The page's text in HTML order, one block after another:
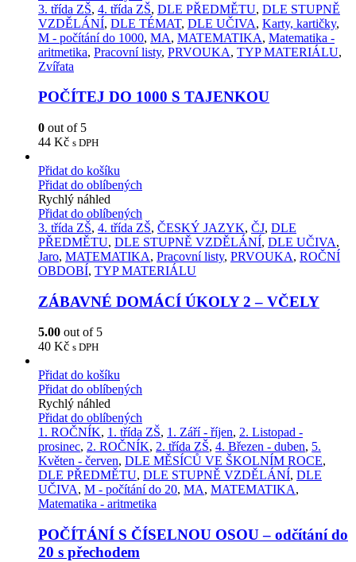
3. třída ZŠ, 4. třída ZŠ, DLE PŘEDMĚTU, DLE STUPNĚ
VZDĚLÁNÍ, DLE TÉMAT, DLE UČIVA, Karty, kartičky,
M - počítání do 1000, MA, MATEMATIKA, Matematika -
aritmetika, Pracovní listy, PRVOUKA, TYP MATERIÁLU,
Zvířata
POČÍTEJ DO 1000 S TAJENKOU
0 out of 5
44 Kč s DPH
Přidat do košíku
Přidat do oblíbených
Rychlý náhled
Přidat do oblíbených
3. třída ZŠ, 4. třída ZŠ, ČESKÝ JAZYK, ČJ, DLE
PŘEDMĚTU, DLE STUPNĚ VZDĚLÁNÍ, DLE UČIVA,
Jaro, MATEMATIKA, Pracovní listy, PRVOUKA, ROČNÍ
OBDOBÍ, TYP MATERIÁLU
ZÁBAVNÉ DOMÁCÍ ÚKOLY 2 – VČELY
5.00 out of 5
40 Kč s DPH
Přidat do košíku
Přidat do oblíbených
Rychlý náhled
Přidat do oblíbených
1. ROČNÍK, 1. třída ZŠ, 1. Září - říjen, 2. Listopad -
prosinec, 2. ROČNÍK, 2. třída ZŠ, 4. Březen - duben, 5.
Květen - červen, DLE MĚSÍCŮ VE ŠKOLNÍM ROCE,
DLE PŘEDMĚTU, DLE STUPNĚ VZDĚLÁNÍ, DLE
UČIVA, M - počítání do 20, MA, MATEMATIKA,
Matematika - aritmetika
POČÍTÁNÍ S ČÍSELNOU OSOU – odčítání do
20 s přechodem